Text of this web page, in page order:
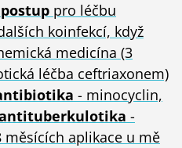
pro léčbu
koinfekcí, když
medicína (3
léčba ceftriaxonem)
- minocyclin,
-
aplikace u mě